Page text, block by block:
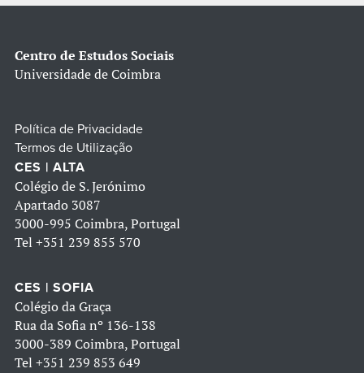
Centro de Estudos Sociais
Universidade de Coimbra
Política de Privacidade
Termos de Utilização
CES | ALTA
Colégio de S. Jerónimo
Apartado 3087
3000-995 Coimbra, Portugal
Tel +351 239 855 570
CES | SOFIA
Colégio da Graça
Rua da Sofia nº 136-138
3000-389 Coimbra, Portugal
Tel +351 239 853 649